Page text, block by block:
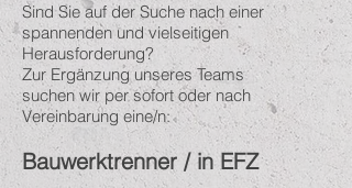
Sind Sie auf der Suche nach einer
spannenden und vielseitigen
Herausforderung?
Zur Ergänzung unseres Teams
suchen wir per sofort oder nach
Vereinbarung eine/n:
Bauwerktrenner / in EFZ